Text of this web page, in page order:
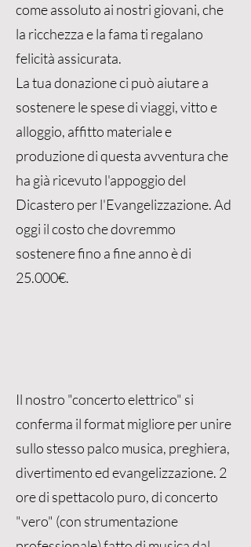
come assoluto ai nostri giovani, che
la ricchezza e la fama ti regalano
felicità assicurata.
La tua donazione ci può aiutare a
sostenere le spese di viaggi, vitto e
alloggio, affitto materiale e
produzione di questa avventura che
ha già ricevuto l'appoggio del
Dicastero per l'Evangelizzazione. Ad
oggi il costo che dovremmo
sostenere fino a fine anno è di
25.000€.
Il nostro "concerto elettrico" si
conferma il format migliore per unire
sullo stesso palco musica, preghiera,
divertimento ed evangelizzazione. 2
ore di spettacolo puro, di concerto
"vero" (con strumentazione